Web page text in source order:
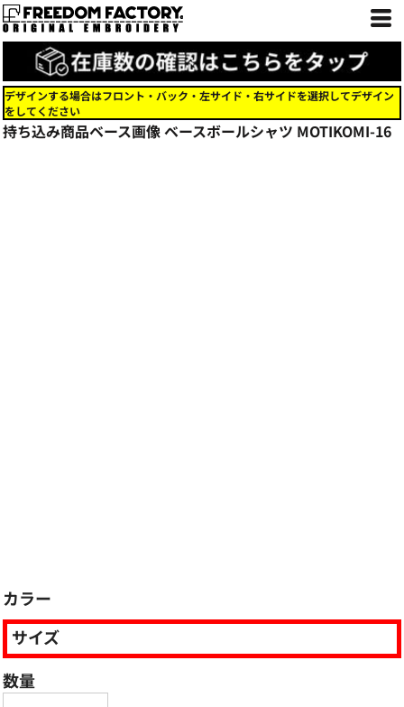
デザインする場合はフロント・バック・左サイド・右サイドを選択してデザイン
をしてください
持ち込み商品ベース画像 ベースボールシャツ MOTIKOMI-16
カラー
サイズ
数量